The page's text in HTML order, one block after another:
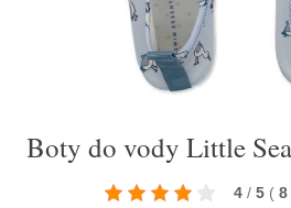
Boty do vody Little
4 / 5 ( 8